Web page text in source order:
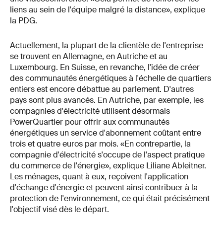
liens au sein de l'équipe malgré la distance», explique
la PDG.
Actuellement, la plupart de la clientèle de l'entreprise
se trouvent en Allemagne, en Autriche et au
Luxembourg. En Suisse, en revanche, l'idée de créer
des communautés énergétiques à l'échelle de quartiers
entiers est encore débattue au parlement. D'autres
pays sont plus avancés. En Autriche, par exemple, les
compagnies d'électricité utilisent désormais
PowerQuartier pour offrir aux communautés
énergétiques un service d'abonnement coûtant entre
trois et quatre euros par mois. «En contrepartie, la
compagnie d'électricité s'occupe de l'aspect pratique
du commerce de l'énergie», explique Liliane Ableitner.
Les ménages, quant à eux, reçoivent l'application
d'échange d'énergie et peuvent ainsi contribuer à la
protection de l'environnement, ce qui était précisément
l'objectif visé dès le départ.